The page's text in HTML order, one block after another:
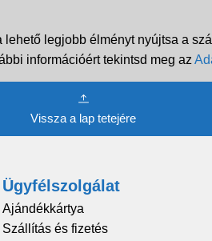
legjobb élményt nyújtsa a
információért tekintsd meg az
Vissza a lap tetejére
Ügyfélszolgálat
Ajándékkártya
Szállítás és fizetés